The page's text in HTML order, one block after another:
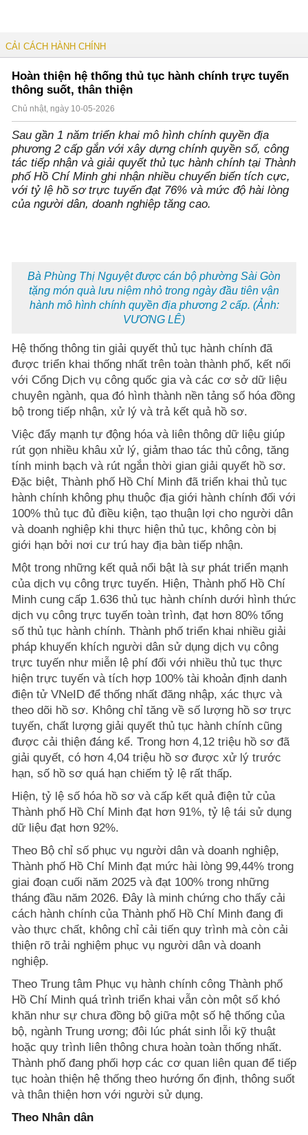
CẢI CÁCH HÀNH CHÍNH
Hoàn thiện hệ thống thủ tục hành chính trực tuyến
thông suốt, thân thiện
Chủ nhật, ngày 10-05-2026
Sau gần 1 năm triển khai mô hình chính quyền địa
phương 2 cấp gắn với xây dựng chính quyền số, công
tác tiếp nhận và giải quyết thủ tục hành chính tại Thành
phố Hồ Chí Minh ghi nhận nhiều chuyển biến tích cực,
với tỷ lệ hồ sơ trực tuyến đạt 76% và mức độ hài lòng
của người dân, doanh nghiệp tăng cao.
Bà Phùng Thị Nguyệt được cán bộ phường Sài Gòn
tặng món quà lưu niệm nhỏ trong ngày đầu tiên vận
hành mô hình chính quyền địa phương 2 cấp. (Ảnh:
VƯƠNG LÊ)
Hệ thống thông tin giải quyết thủ tục hành chính đã
được triển khai thống nhất trên toàn thành phố, kết nối
với Cổng Dịch vụ công quốc gia và các cơ sở dữ liệu
chuyên ngành, qua đó hình thành nền tảng số hóa đồng
bộ trong tiếp nhận, xử lý và trả kết quả hồ sơ.
Việc đẩy mạnh tự động hóa và liên thông dữ liệu giúp
rút gọn nhiều khâu xử lý, giảm thao tác thủ công, tăng
tính minh bạch và rút ngắn thời gian giải quyết hồ sơ.
Đặc biệt, Thành phố Hồ Chí Minh đã triển khai thủ tục
hành chính không phụ thuộc địa giới hành chính đối với
100% thủ tục đủ điều kiện, tạo thuận lợi cho người dân
và doanh nghiệp khi thực hiện thủ tục, không còn bị
giới hạn bởi nơi cư trú hay địa bàn tiếp nhận.
Một trong những kết quả nổi bật là sự phát triển mạnh
của dịch vụ công trực tuyến. Hiện, Thành phố Hồ Chí
Minh cung cấp 1.636 thủ tục hành chính dưới hình thức
dịch vụ công trực tuyến toàn trình, đạt hơn 80% tổng
số thủ tục hành chính. Thành phố triển khai nhiều giải
pháp khuyến khích người dân sử dụng dịch vụ công
trực tuyến như miễn lệ phí đối với nhiều thủ tục thực
hiện trực tuyến và tích hợp 100% tài khoản định danh
điện tử VNeID để thống nhất đăng nhập, xác thực và
theo dõi hồ sơ. Không chỉ tăng về số lượng hồ sơ trực
tuyến, chất lượng giải quyết thủ tục hành chính cũng
được cải thiện đáng kể. Trong hơn 4,12 triệu hồ sơ đã
giải quyết, có hơn 4,04 triệu hồ sơ được xử lý trước
hạn, số hồ sơ quá hạn chiếm tỷ lệ rất thấp.
Hiện, tỷ lệ số hóa hồ sơ và cấp kết quả điện tử của
Thành phố Hồ Chí Minh đạt hơn 91%, tỷ lệ tái sử dụng
dữ liệu đạt hơn 92%.
Theo Bộ chỉ số phục vụ người dân và doanh nghiệp,
Thành phố Hồ Chí Minh đạt mức hài lòng 99,44% trong
giai đoạn cuối năm 2025 và đạt 100% trong những
tháng đầu năm 2026. Đây là minh chứng cho thấy cải
cách hành chính của Thành phố Hồ Chí Minh đang đi
vào thực chất, không chỉ cải tiến quy trình mà còn cải
thiện rõ trải nghiệm phục vụ người dân và doanh
nghiệp.
Theo Trung tâm Phục vụ hành chính công Thành phố
Hồ Chí Minh quá trình triển khai vẫn còn một số khó
khăn như sự chưa đồng bộ giữa một số hệ thống của
bộ, ngành Trung ương; đôi lúc phát sinh lỗi kỹ thuật
hoặc quy trình liên thông chưa hoàn toàn thống nhất.
Thành phố đang phối hợp các cơ quan liên quan để tiếp
tục hoàn thiện hệ thống theo hướng ổn định, thông suốt
và thân thiện hơn với người sử dụng.
Theo Nhân dân